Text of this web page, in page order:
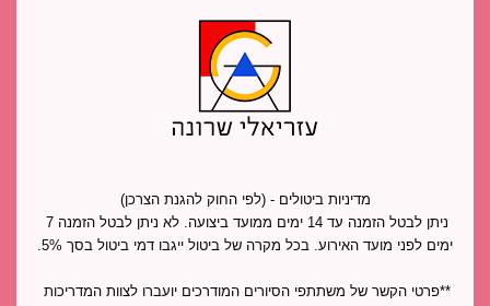
מדיניות ביטולים - (לפי החוק להגנת הצרכן)
ימים לפני מועד האירוע. בכל מקרה של ביטול ייגבו דמי ביטול בסך 5%.